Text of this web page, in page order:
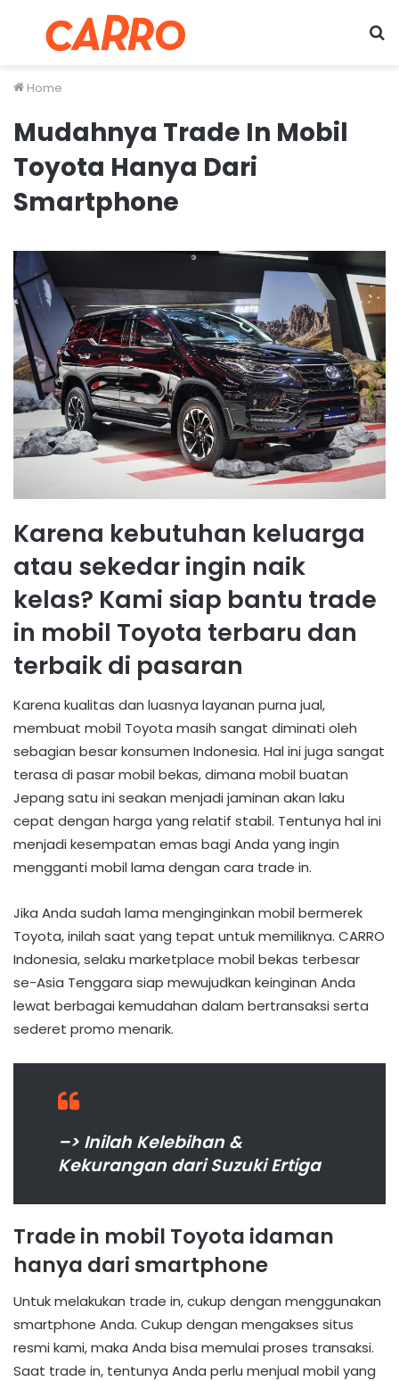
Menu
Home
Mudahnya Trade In Mobil
Toyota Hanya Dari
Smartphone
Karena kebutuhan keluarga
atau sekedar ingin naik
kelas? Kami siap bantu trade
in mobil Toyota terbaru dan
terbaik di pasaran
Karena kualitas dan luasnya layanan purna jual,
membuat mobil Toyota masih sangat diminati oleh
sebagian besar konsumen Indonesia. Hal ini juga sangat
terasa di pasar mobil bekas, dimana mobil buatan
Jepang satu ini seakan menjadi jaminan akan laku
cepat dengan harga yang relatif stabil. Tentunya hal ini
menjadi kesempatan emas bagi Anda yang ingin
mengganti mobil lama dengan cara trade in.
Jika Anda sudah lama menginginkan mobil bermerek
Toyota, inilah saat yang tepat untuk memiliknya. CARRO
Indonesia, selaku marketplace mobil bekas terbesar
se-Asia Tenggara siap mewujudkan keinginan Anda
lewat berbagai kemudahan dalam bertransaksi serta
sederet promo menarik.
–> Inilah Kelebihan &
Kekurangan dari Suzuki Ertiga
Trade in mobil Toyota idaman
hanya dari smartphone
Untuk melakukan trade in, cukup dengan menggunakan
smartphone Anda. Cukup dengan mengakses situs
resmi kami, maka Anda bisa memulai proses transaksi.
Saat trade in, tentunya Anda perlu menjual mobil yang